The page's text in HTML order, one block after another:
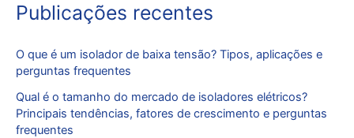
Publicações recentes
O que é um isolador de baixa tensão? Tipos, aplicações e
perguntas frequentes
Qual é o tamanho do mercado de isoladores elétricos?
Principais tendências, fatores de crescimento e perguntas
frequentes